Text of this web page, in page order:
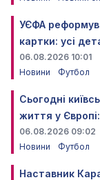
УЄФА
картки: усі
06.08.2026 10:01
Новини
Футбол
Сьогодні
життя у
06.08.2026 09:02
Новини
Футбол
Наставник